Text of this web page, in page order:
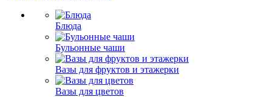
Блюда
Бульонные чаши
Вазы для фруктов и этажерки
Вазы для цветов